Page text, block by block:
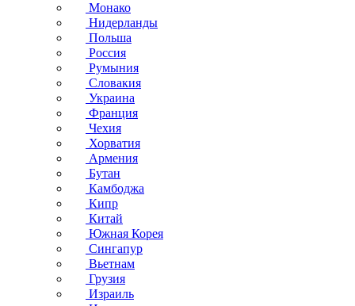
Монако
Нидерланды
Польша
Россия
Румыния
Словакия
Украина
Франция
Чехия
Хорватия
Армения
Бутан
Камбоджа
Кипр
Китай
Южная Корея
Сингапур
Вьетнам
Грузия
Израиль